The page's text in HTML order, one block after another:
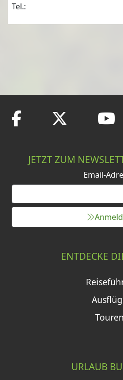
Tel.:
JETZT ZUM
Email-
ENTDECKE
Touren
URLAUB